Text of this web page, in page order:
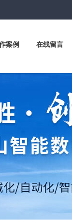
案例 在线留言